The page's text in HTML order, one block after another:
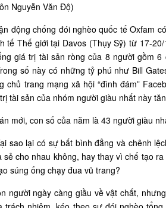
Nguyễn Văn Độ)
động chống đói nghèo quốc tế Oxfam
tế Thế giới tại Davos (Thụy Sỹ) từ 17-
giá trị tài sản ròng của 8 người gồm
số này có những tỷ phú như Bill
chủ trang mạng xã hội “đình đám”
tài sản của nhóm người giàu nhất này
mới, con số của năm là 43 người giàu
sao lại có sự bất bình đẳng và chênh
sẻ cho nhau không, hay thay vì chế tạo
súng ống chạy đua vũ trang?
người ngày càng giầu về vật chất,